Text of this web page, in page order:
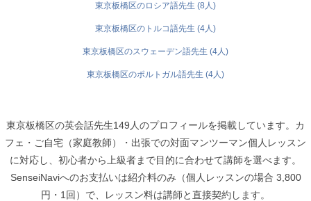
東京板橋区のロシア語先生 (8人)
東京板橋区のトルコ語先生 (4人)
東京板橋区のスウェーデン語先生 (4人)
東京板橋区のポルトガル語先生 (4人)
東京板橋区の英会話先生149人のプロフィールを掲載しています。カ
フェ・ご自宅（家庭教師）・出張での対面マンツーマン個人レッスン
に対応し、初心者から上級者まで目的に合わせて講師を選べます。
SenseiNaviへのお支払いは紹介料のみ（個人レッスンの場合 3,800
円・1回）で、レッスン料は講師と直接契約します。